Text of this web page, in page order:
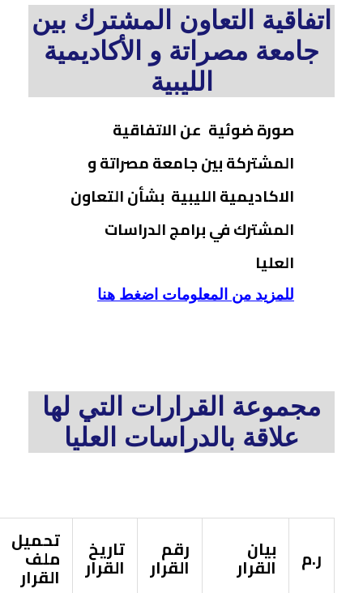
اتفاقية التعاون المشترك بين
جامعة مصراتة و الأكاديمية
الليبية
صورة ضوئية عن الاتفاقية
المشتركة بين جامعة مصراتة و
الاكاديمية الليبية بشأن التعاون
المشترك في برامج الدراسات
العليا
للمزيد من المعلومات اضغط هنا
مجموعة القرارات التي لها
علاقة بالدراسات العليا
ر.م بيان
القرار
رقم
القرار
تاريخ
القرار
تحميل
ملف
القرار